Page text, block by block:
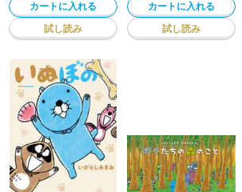
カートに入れる
試し読み
カートに入れる
試し読み